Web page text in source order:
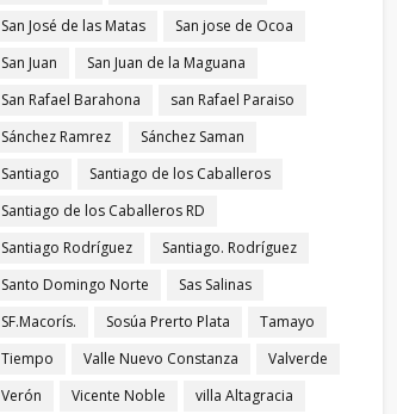
San José de las Matas
San jose de Ocoa
San Juan
San Juan de la Maguana
San Rafael Barahona
san Rafael Paraiso
Sánchez Ramrez
Sánchez Saman
Santiago
Santiago de los Caballeros
Santiago de los Caballeros RD
Santiago Rodríguez
Santiago. Rodríguez
Santo Domingo Norte
Sas Salinas
SF.Macorís.
Sosúa Prerto Plata
Tamayo
Tiempo
Valle Nuevo Constanza
Valverde
Verón
Vicente Noble villa Altagracia